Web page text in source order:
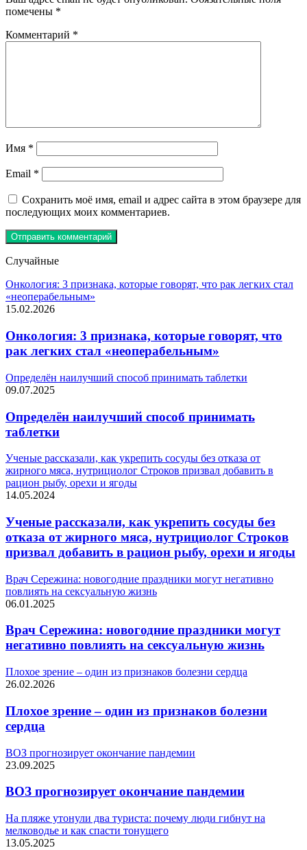
помечены *
Комментарий *
Имя *
Email *
Сохранить моё имя, email и адрес сайта в этом браузере для
последующих моих комментариев.
Случайные
Онкология: 3 признака, которые говорят, что рак легких стал
«неоперабельным»
15.02.2026
Онкология: 3 признака, которые говорят, что
рак легких стал «неоперабельным»
Определён наилучший способ принимать таблетки
09.07.2025
Определён наилучший способ принимать
таблетки
Ученые рассказали, как укрепить сосуды без отказа от
жирного мяса, нутрициолог Строков призвал добавить в
рацион рыбу, орехи и ягоды
14.05.2024
Ученые рассказали, как укрепить сосуды без
отказа от жирного мяса, нутрициолог Строков
призвал добавить в рацион рыбу, орехи и ягоды
Врач Сережина: новогодние праздники могут негативно
повлиять на сексуальную жизнь
06.01.2025
Врач Сережина: новогодние праздники могут
негативно повлиять на сексуальную жизнь
Плохое зрение – один из признаков болезни сердца
26.02.2026
Плохое зрение – один из признаков болезни
сердца
ВОЗ прогнозирует окончание пандемии
23.09.2025
ВОЗ прогнозирует окончание пандемии
На пляже утонули два туриста: почему люди гибнут на
мелководье и как спасти тонущего
13.05.2025